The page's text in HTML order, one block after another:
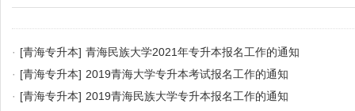
· [青海专升本] 青海民族大学2021年专升本报名工作的通知
· [青海专升本] 2019青海大学专升本考试报名工作的通知
· [青海专升本] 2019青海民族大学专升本报名工作的通知